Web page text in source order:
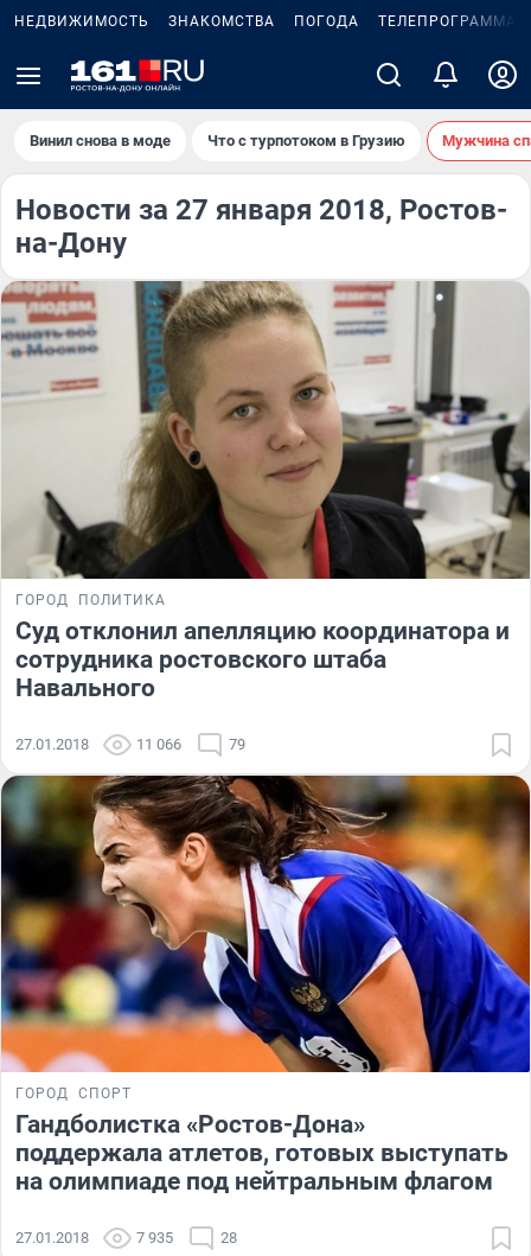
НЕДВИЖИМОСТЬ ЗНАКОМСТВА ПОГОДА ТЕЛЕПРОГРАММА
Винил снова в моде Что с турпотоком в Грузию Мужчина
Новости за 27 января 2018, Ростов-
на-Дону
ГОРОД ПОЛИТИКА
Суд отклонил апелляцию координатора и
сотрудника ростовского штаба
Навального
27.01.2018 11 066 79
ГОРОД СПОРТ
Гандболистка «Ростов-Дона»
поддержала атлетов, готовых выступать
на олимпиаде под нейтральным флагом
27.01.2018 7 935 28